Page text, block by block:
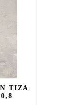
TIZA